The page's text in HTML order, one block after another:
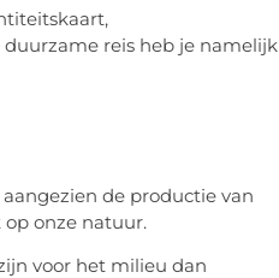
reis heb je namelijk
de productie van
onze natuur.
voor het milieu dan